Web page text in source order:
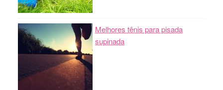
Melhores tênis para pisada
supinada